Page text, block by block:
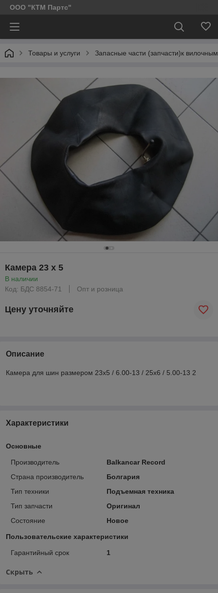
ООО "КТМ Партс"
Товары и услуги Запасные части (запчасти)к
Камера 23 х 5
В наличии
Код: БДС 8854-71
Опт и розница
Цену уточняйте
Описание
Камера для шин размером 23х5 / 6.00-13 / 25х6 / 5.00-13 2
Характеристики
Основные
Производитель
Balkancar Record
Страна производитель
Болгария
Тип техники
Подъемная техника
Тип запчасти
Оригинал
Состояние
Новое
Пользовательские характеристики
Гарантийный срок 1
Скрыть